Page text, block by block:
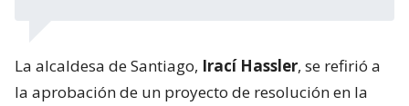
La alcaldesa de Santiago, Irací Hassler, se refirió a
la aprobación de un proyecto de resolución en la